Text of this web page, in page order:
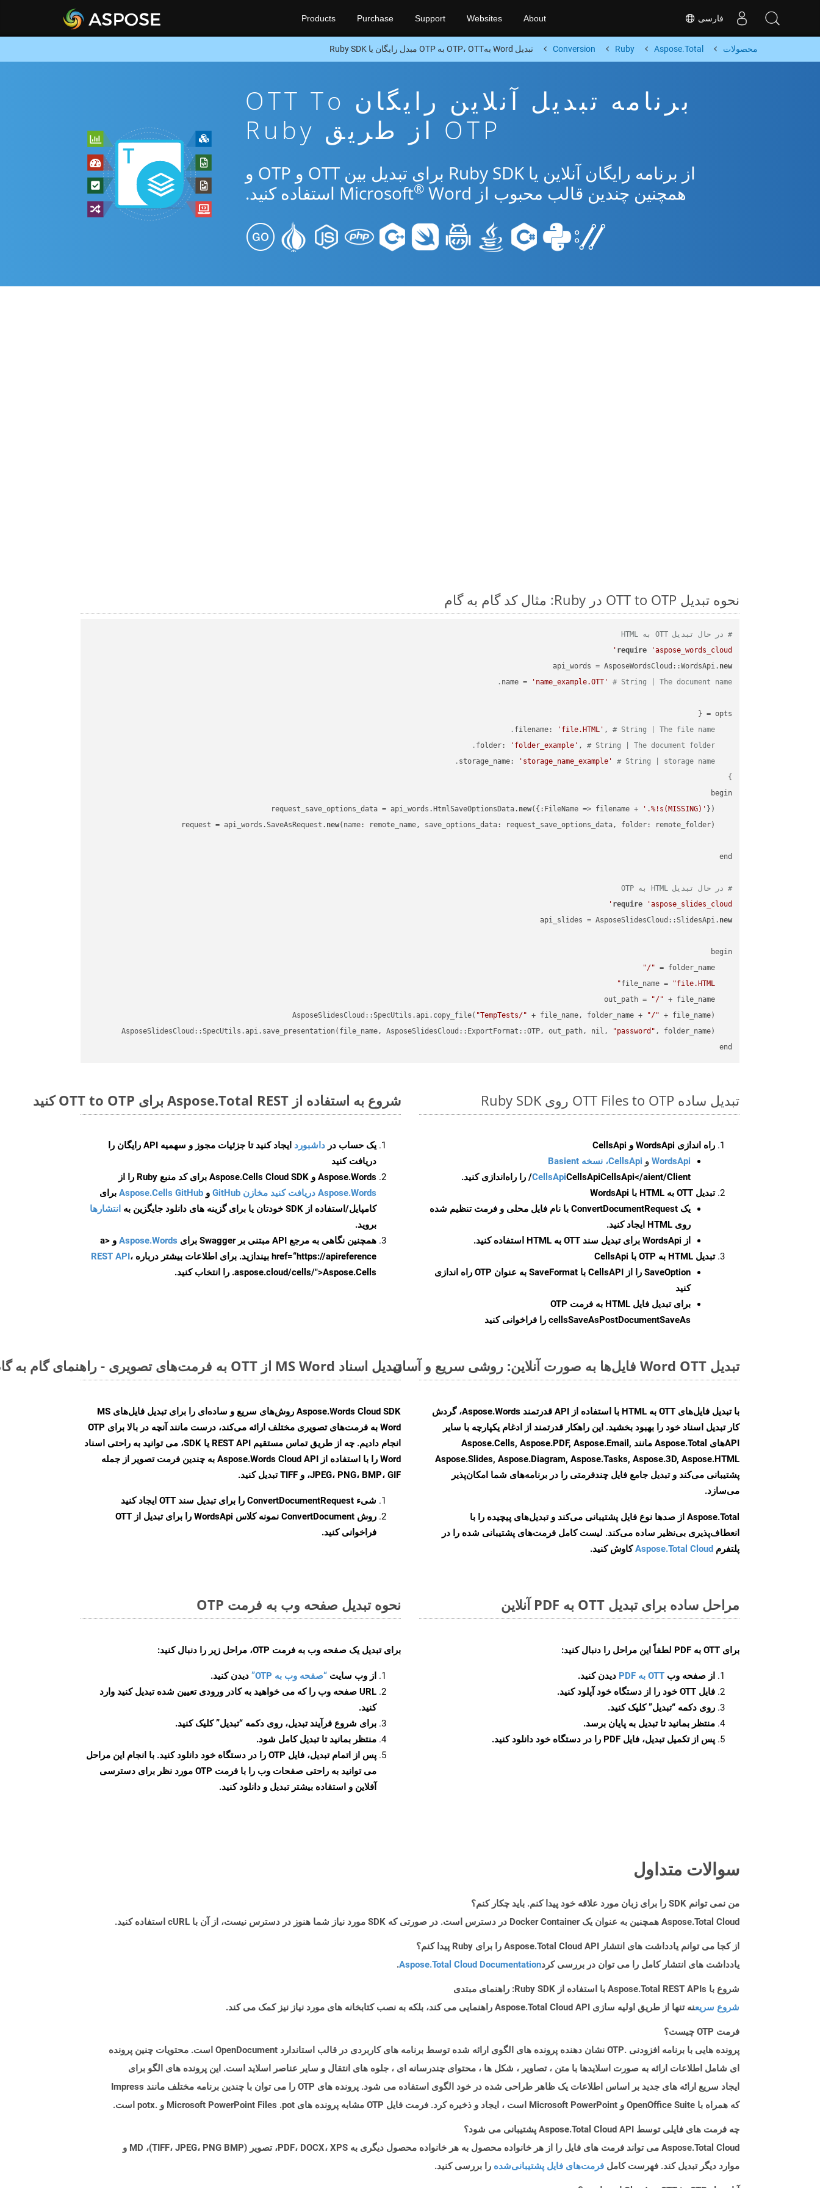
فارسی Products Purchase Support Websites About
محصولات Aspose.Total
Ruby
Conversion تبدیل Word بهOTP، OTT به OTP مبدل رایگان یا Ruby SDK
برنامه تبدیل آنلاین رایگان OTT To
OTP از طریق Ruby
از برنامه رایگان آنلاین یا Ruby SDK برای تبدیل بین OTT و OTP و
همچنین چندین قالب محبوب از Microsoft
® Word استفاده کنید.
نحوه تبدیل OTT to OTP در Ruby: مثال کد گام به گام
# در حال تبدیل OTT به HTML
require
'aspose_words_cloud'
api_words = AsposeWordsCloud::WordsApi. new
name =
'name_example.OTT' # String | The document name.
    filename:
'file.HTML' , # String | The file name.
    folder:
'folder_example' , # String | The document folder.
    storage_name:
'storage_name_example'
# String | storage name.
new({:FileName => filename + '.%!s(MISSING)'
new
# در حال تبدیل HTML به OTP
require
'aspose_slides_cloud'
api_slides = AsposeSlidesCloud::SlidesApi. new
    folder_name =
"/"
    file_name =
"file.HTML"
    out_path =
"/"
"TempTests/" + file_name, folder_name + "/"
"password"
end
تبدیل ساده OTT Files to OTP روی Ruby SDK
راه اندازی WordsApi و CellsApi
WordsApi و CellsApi، نسخه Basient
CellsApiCellsApiCellsApi</aient/Client/ را راه‌اندازی کنید.
تبدیل OTT به HTML با WordsApi
یک ConvertDocumentRequest با نام فایل محلی و فرمت تنظیم شده
روی HTML ایجاد کنید.
از WordsApi برای تبدیل سند OTT به HTML استفاده کنید.
تبدیل HTML به OTP با CellsApi
SaveOption
را از CellsAPI با SaveFormat به عنوان OTP راه اندازی
کنید
برای تبدیل فایل HTML به فرمت
OTP
cellsSaveAsPostDocumentSaveAs را فراخوانی کنید
شروع به استفاده از Aspose.Total REST برای OTT to OTP کنید
یک حساب در داشبورد
ایجاد کنید تا جزئیات مجوز و سهمیه API رایگان را
دریافت کنید
Aspose.Words و Aspose.Cells Cloud SDK برای کد منبع Ruby را از
Aspose.Words دریافت کنید مخازن GitHub
و Aspose.Cells GitHub برای
کامپایل/استفاده از SDK خودتان یا برای گزینه های دانلود جایگزین به
انتشارها
بروید.
همچنین نگاهی به مرجع API مبتنی بر Swagger برای
Aspose.Words
و <a
href=“https://apireference بیندازید. برای اطلاعات بیشتر درباره
REST API،
.aspose.cloud/cells/">Aspose.Cells را انتخاب کنید.
تبدیل Word OTT فایل‌ها به صورت آنلاین: روشی سریع و آسان
با تبدیل فایل‌های OTT به HTML با استفاده از API قدرتمند Aspose.Words، گردش
کار تبدیل اسناد خود را بهبود بخشید. این راهکار قدرتمند از ادغام یکپارچه با سایر
APIهای Aspose.Total مانند Aspose.Cells, Aspose.PDF, Aspose.Email,
Aspose.Slides, Aspose.Diagram, Aspose.Tasks, Aspose.3D, Aspose.HTML
پشتیبانی می‌کند و تبدیل جامع فایل چندفرمتی را در برنامه‌های شما امکان‌پذیر
می‌سازد.
Aspose.Total از صدها نوع فایل پشتیبانی می‌کند و تبدیل‌های پیچیده را با
انعطاف‌پذیری بی‌نظیر ساده می‌کند. لیست کامل فرمت‌های پشتیبانی شده را در
پلتفرم Aspose.Total Cloudکاوش کنید.
تبدیل اسناد MS Word از OTT به فرمت‌های تصویری - راهنمای گام به گام
Aspose.Words Cloud SDK روش‌های سریع و ساده‌ای را برای تبدیل فایل‌های MS
Word به فرمت‌های تصویری مختلف ارائه می‌کند، درست مانند آنچه در بالا برای OTP
انجام دادیم. چه از طریق تماس مستقیم REST API یا SDK، می توانید به راحتی اسناد
Word را با استفاده از Aspose.Words Cloud API به چندین فرمت تصویر از جمله
JPEG، PNG، BMP، GIF، و TIFF تبدیل کنید.
شیء ConvertDocumentRequest را برای تبدیل سند OTT ایجاد کنید
روش ConvertDocument
نمونه کلاس WordsApi را برای تبدیل از OTT
فراخوانی کنید.
مراحل ساده برای تبدیل OTT به PDF آنلاین
برای OTT به PDF لطفاً این مراحل را دنبال کنید:
از صفحه وب OTT به PDF
دیدن کنید.
فایل OTT خود را از دستگاه خود آپلود کنید.
روی دکمه “تبدیل”کلیک کنید.
منتظر بمانید تا تبدیل به پایان برسد.
پس از تکمیل تبدیل، فایل PDF را در دستگاه خود دانلود کنید.
نحوه تبدیل صفحه وب به فرمت OTP
برای تبدیل یک صفحه وب به فرمت OTP، مراحل زیر را دنبال کنید:
از وب سایت “صفحه وب به OTP”
دیدن کنید.
URL صفحه وب را که می خواهید به کادر ورودی تعیین شده تبدیل کنید وارد
کنید.
برای شروع فرآیند تبدیل، روی دکمه “تبدیل” کلیک کنید.
منتظر بمانید تا تبدیل کامل شود.
پس از اتمام تبدیل، فایل OTP را در دستگاه خود دانلود کنید. با انجام این مراحل
می توانید به راحتی صفحات وب را با فرمت OTP مورد نظر برای دسترسی
آفلاین و استفاده بیشتر تبدیل و دانلود کنید.
سوالات متداول
من نمی توانم SDK را برای زبان مورد علاقه خود پیدا کنم. باید چکار کنم؟
Aspose.Total Cloud همچنین به عنوان یک Docker Container در دسترس است. در صورتی که SDK مورد نیاز شما هنوز در دسترس نیست، از آن با cURL استفاده کنید.
از کجا می توانم یادداشت های انتشار Aspose.Total Cloud API را برای Ruby پیدا کنم؟
یادداشت های انتشار کامل را می توان در بررسی کردAspose.Total Cloud Documentation
.
شروع با Aspose.Total REST APIs با استفاده از Ruby SDK: راهنمای مبتدی
شروع سریعنه تنها از طریق اولیه سازی Aspose.Total Cloud API راهنمایی می کند، بلکه به نصب کتابخانه های مورد نیاز نیز کمک می کند.
فرمت OTP چیست؟
پرونده هایی با برنامه افزودنی .OTP نشان دهنده پرونده های الگوی ارائه شده توسط برنامه های کاربردی در قالب استاندارد OpenDocument است. محتویات چنین پرونده
ای شامل اطلاعات ارائه به صورت اسلایدها با متن ، تصاویر ، شکل ها ، محتوای چندرسانه ای ، جلوه های انتقال و سایر عناصر اسلاید است. این پرونده های الگو برای
ایجاد سریع ارائه های جدید بر اساس اطلاعات یک ظاهر طراحی شده در خود الگوی استفاده می شود. پرونده های OTP را می توان با چندین برنامه مختلف مانند Impress
که همراه با OpenOffice Suite و Microsoft PowerPoint است ، ایجاد و ذخیره کرد. فرمت فایل OTP مشابه پرونده های Microsoft PowerPoint Files .pot و .potx است.
چه فرمت های فایلی توسط Aspose.Total Cloud API پشتیبانی می شود؟
Aspose.Total Cloud می تواند فرمت های فایل را از هر خانواده محصول به هر خانواده محصول دیگری به PDF، DOCX، XPS، تصویر (TIFF، JPEG، PNG BMP)، MD و
موارد دیگر تبدیل کند. فهرست کامل فرمت‌های فایل پشتیبانی‌شده را بررسی کنید.